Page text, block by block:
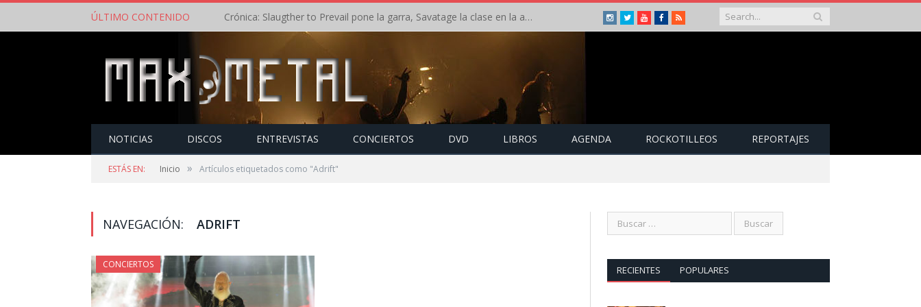
ÚLTIMO CONTENIDO Crónica: Slaugther to Prevail pone la garra, Savatage la clase en la apertura del Leyendas del Rock – Miércoles – Agosto 2026 Instagram
TwitterYoutubeFacebook
RSS
NOTICIAS DISCOS ENTREVISTAS CONCIERTOS DVD LIBROS AGENDA ROCKOTILLEOS REPORTAJES
ESTÁS EN: Inicio » Artículos etiquetados como "Adrift"
NAVEGACIÓN: ADRIFT
CONCIERTOS RECIENTES POPULARES